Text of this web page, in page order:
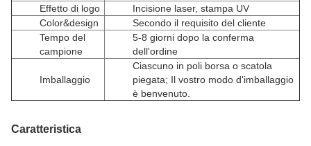
Effetto di logo
Incisione laser, stampa UV
Color&design
Secondo il requisito del cliente
Tempo del
campione
5-8 giorni dopo la conferma
dell'ordine
Imballaggio
Ciascuno in poli borsa o scatola
piegata; Il vostro modo d'imballaggio
è benvenuto.
Caratteristica